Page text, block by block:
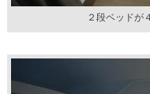
２段ベッドが